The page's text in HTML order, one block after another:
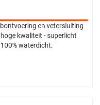
en vetersluiting
kwaliteit - superlicht
waterdicht.